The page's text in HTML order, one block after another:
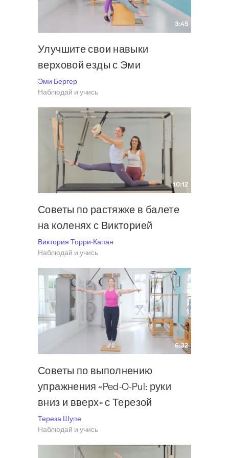
3:45
Улучшите свои навыки
верховой езды с Эми
Эми Бергер
Наблюдай и учись
10:12
Советы по растяжке в балете
на коленях с Викторией
Виктория Торри-Капан
Наблюдай и учись
6:32
Советы по выполнению
упражнения «Ped-O-Pul: руки
вниз и вверх» с Терезой
Тереза Шупе
Наблюдай и учись